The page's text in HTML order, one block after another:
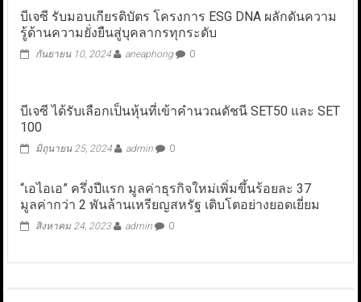
บีเจซี รับมอบเกียรติบัตร โครงการ ESG DNA ผลักดันความ
รู้ด้านความยั่งยืนสู่บุคลากรทุกระดับ
กันยายน 10, 2024 aneaphong 0
บีเจซี ได้รับเลือกเป็นหุ้นที่เข้าคำนวณดัชนี SET50 และ SET
100
มิถุนายน 25, 2024 admin 0
“เอไอเอ” ครึ่งปีแรก มูลค่าธุรกิจใหม่เพิ่มขึ้นร้อยละ 37
มูลค่ากว่า 2 พันล้านเหรียญสหรัฐ เติบโตอย่างยอดเยี่ยม
สิงหาคม 24, 2023 admin 0